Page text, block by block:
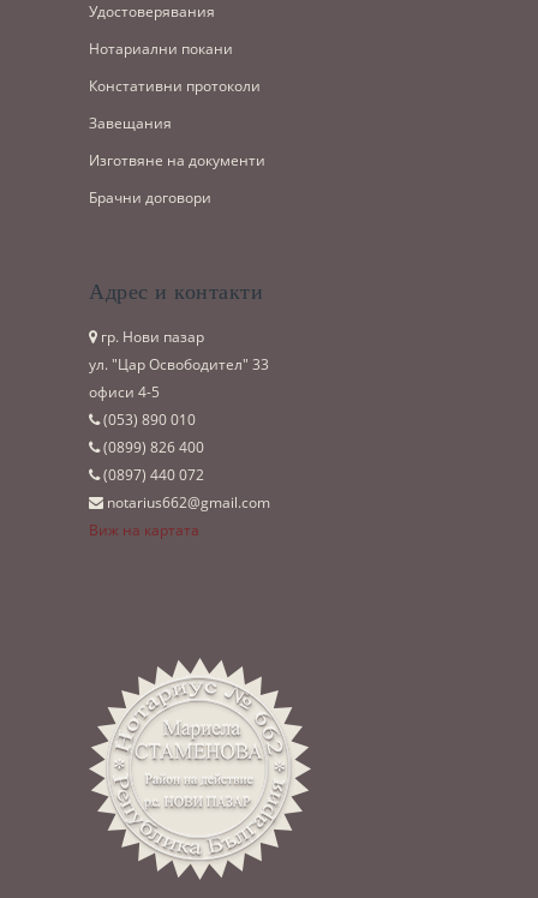
Удостоверявания
Нотариални покани
Констативни протоколи
Завещания
Изготвяне на документи
Брачни договори
Адрес и контакти
гр. Нови пазар
ул. "Цар Освободител" 33
офиси 4-5
(053)­ 890 010
(0899)­ 826 400
(0897)­ 440 072
notarius662@gmail.com
Виж на картата